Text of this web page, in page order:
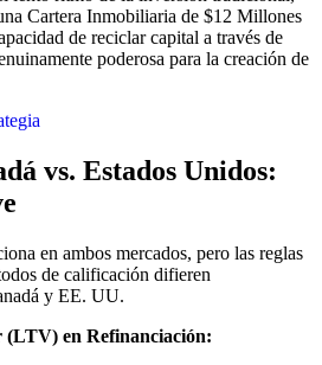
Cartera Inmobiliaria de $12 Millones
de reciclar capital a través de
poderosa para la creación de
vs. Estados Unidos:
en ambos mercados, pero las reglas
de calificación difieren
y EE. UU.
(LTV) en Refinanciación: